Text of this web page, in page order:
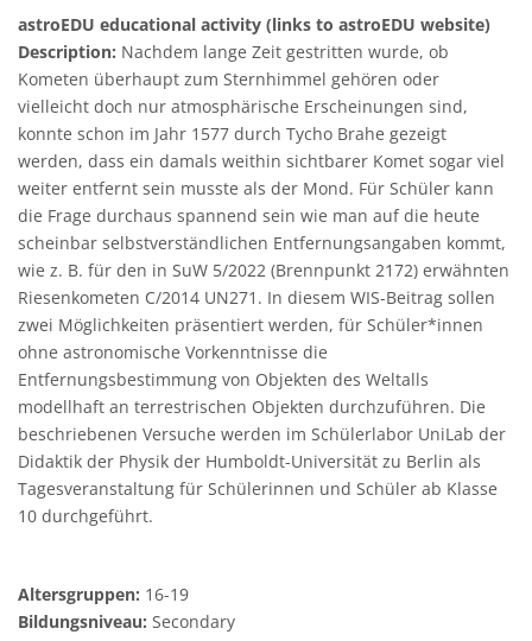
astroEDU educational activity (links to astroEDU website)
Description: Nachdem lange Zeit gestritten wurde, ob
Kometen überhaupt zum Sternhimmel gehören oder
vielleicht doch nur atmosphärische Erscheinungen sind,
konnte schon im Jahr 1577 durch Tycho Brahe gezeigt
werden, dass ein damals weithin sichtbarer Komet sogar viel
weiter entfernt sein musste als der Mond. Für Schüler kann
die Frage durchaus spannend sein wie man auf die heute
scheinbar selbstverständlichen Entfernungsangaben kommt,
wie z. B. für den in SuW 5/2022 (Brennpunkt 2172) erwähnten
Riesenkometen C/2014 UN271. In diesem WIS-Beitrag sollen
zwei Möglichkeiten präsentiert werden, für Schüler*innen
ohne astronomische Vorkenntnisse die
Entfernungsbestimmung von Objekten des Weltalls
modellhaft an terrestrischen Objekten durchzuführen. Die
beschriebenen Versuche werden im Schülerlabor UniLab der
Didaktik der Physik der Humboldt-Universität zu Berlin als
Tagesveranstaltung für Schülerinnen und Schüler ab Klasse
10 durchgeführt.
Altersgruppen: 16-19
Bildungsniveau: Secondary